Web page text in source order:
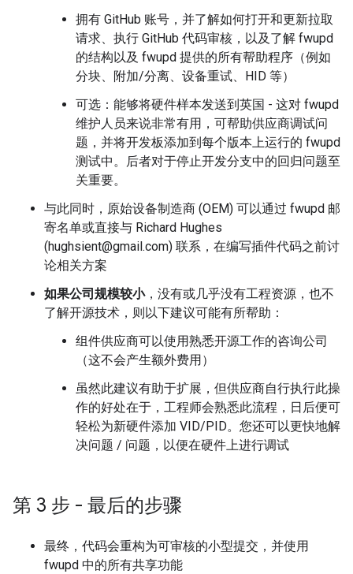
拥有 GitHub 账号，并了解如何打开和更新拉取
请求、执行 GitHub 代码审核，以及了解 fwupd
的结构以及 fwupd 提供的所有帮助程序（例如
分块、附加/分离、设备重试、HID 等）
可选：能够将硬件样本发送到英国 - 这对 fwupd
维护人员来说非常有用，可帮助供应商调试问
题，并将开发板添加到每个版本上运行的 fwupd
测试中。后者对于停止开发分支中的回归问题至
关重要。
与此同时，原始设备制造商 (OEM) 可以通过 fwupd 邮
寄名单或直接与 Richard Hughes
(hughsient@gmail.com) 联系，在编写插件代码之前讨
论相关方案
如果公司规模较小，没有或几乎没有工程资源，也不
了解开源技术，则以下建议可能有所帮助：
组件供应商可以使用熟悉开源工作的咨询公司
（这不会产生额外费用）
虽然此建议有助于扩展，但供应商自行执行此操
作的好处在于，工程师会熟悉此流程，日后便可
轻松为新硬件添加 VID/PID。您还可以更快地解
决问题 / 问题，以便在硬件上进行调试
第 3 步 - 最后的步骤
最终，代码会重构为可审核的小型提交，并使用
fwupd 中的所有共享功能